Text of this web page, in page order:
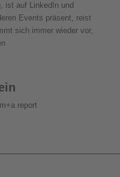
ist auf LinkedIn und
Events präsent, reist
sich immer wieder vor,
report